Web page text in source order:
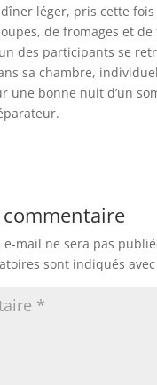
léger, pris cette fois
de fromages et
des participants se
sa chambre,
une bonne nuit d’un
commentaire
e-mail ne sera pas
sont indiqués avec